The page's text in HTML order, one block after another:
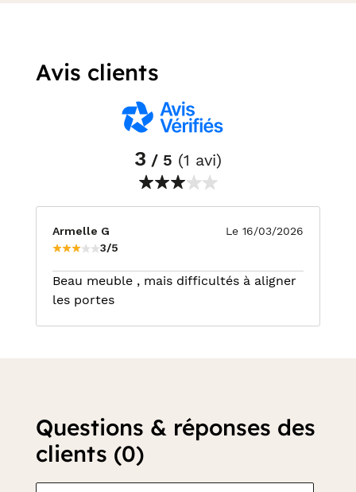
Avis clients
3 / 5 (1 avi)
Armelle G
3/5
Le 16/03/2026
Beau meuble , mais difficultés à aligner
les portes
Questions & réponses des
clients (0)